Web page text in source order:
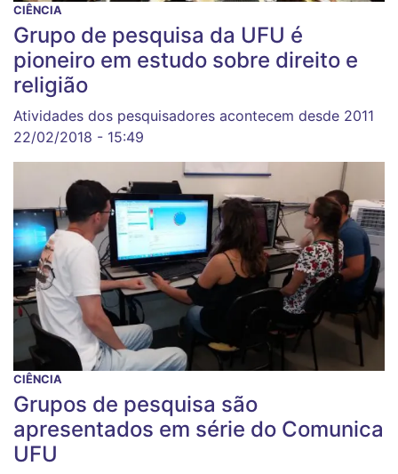
CIÊNCIA
Grupo de pesquisa da UFU é
pioneiro em estudo sobre direito e
religião
Atividades dos pesquisadores acontecem desde 2011
22/02/2018 - 15:49
CIÊNCIA
Grupos de pesquisa são
apresentados em série do Comunica
UFU